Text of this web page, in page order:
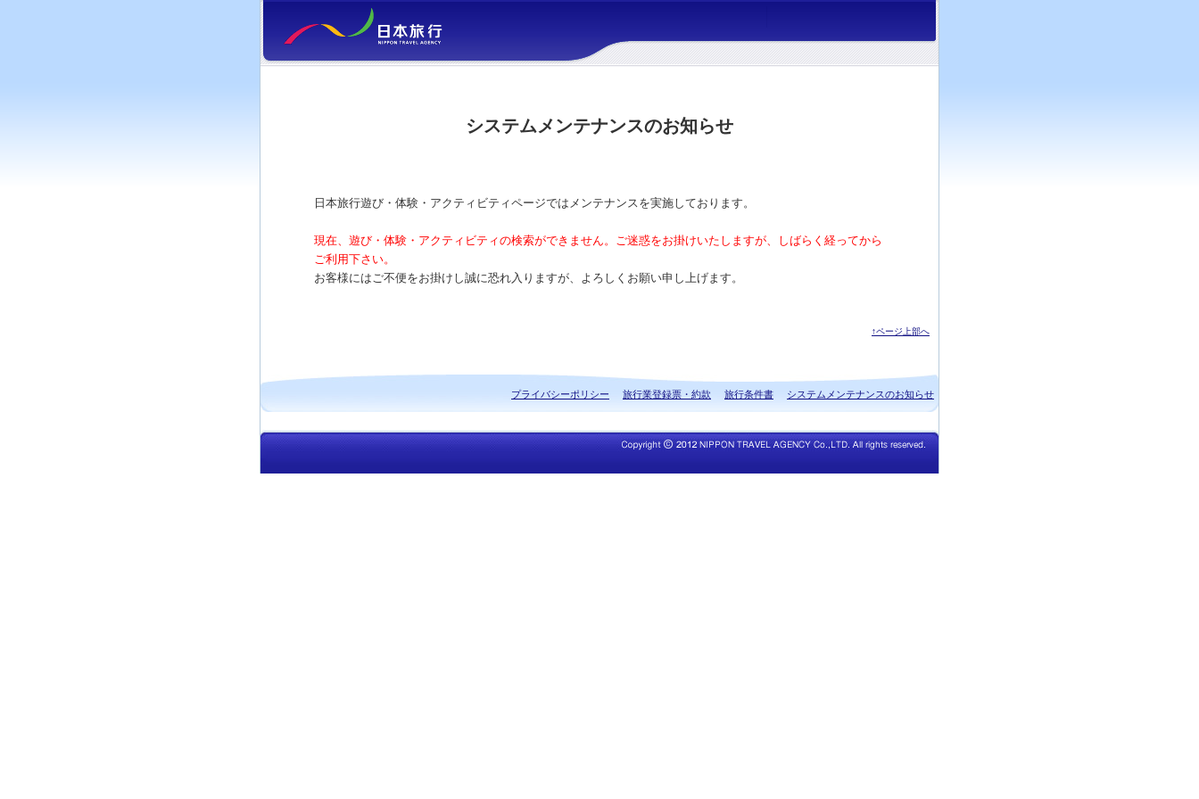
システムメンテナンスのお知らせ
日本旅行遊び・体験・アクティビティページではメンテナンスを実施しております。
現在、遊び・体験・アクティビティの検索ができません。ご迷惑をお掛けいたしますが、しばらく経ってから
ご利用下さい。
お客様にはご不便をお掛けし誠に恐れ入りますが、よろしくお願い申し上げます。
↑ページ上部へ
プライバシーポリシー 旅行業登録票・約款 旅行条件書 システムメンテナンスのお知らせ